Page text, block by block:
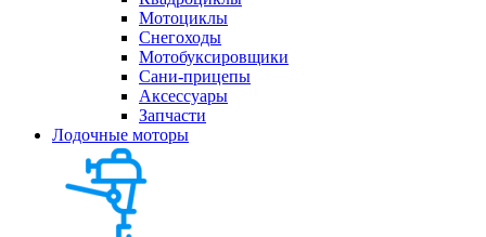
Мотоциклы
Снегоходы
Мотобуксировщики
Сани-прицепы
Аксессуары
Запчасти
Лодочные моторы